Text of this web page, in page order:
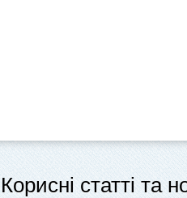
Корисні статті та